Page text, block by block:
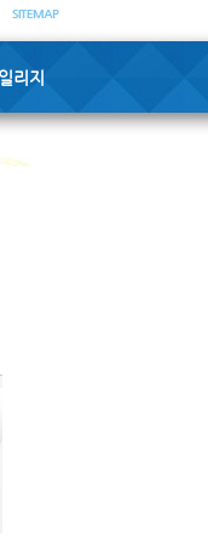
리지